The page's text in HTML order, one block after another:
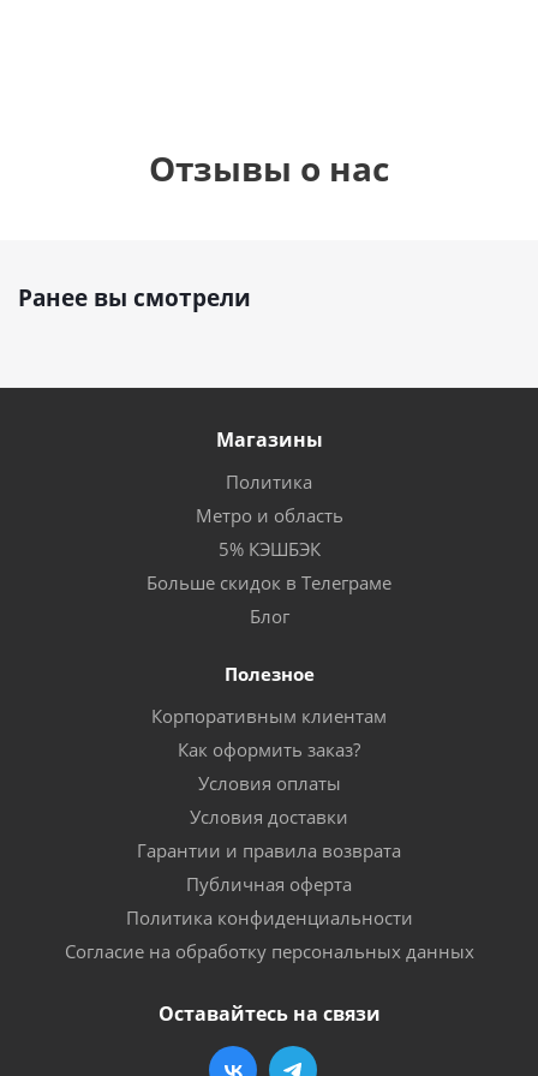
Отзывы о нас
Ранее вы смотрели
Магазины
Политика
Метро и область
5% КЭШБЭК
Больше скидок в Телеграме
Блог
Полезное
Корпоративным клиентам
Как оформить заказ?
Условия оплаты
Условия доставки
Гарантии и правила возврата
Публичная оферта
Политика конфиденциальности
Согласие на обработку персональных данных
Оставайтесь на связи